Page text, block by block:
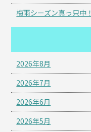
梅雨シーズン真っ只中！
2026年8月
2026年7月
2026年6月
2026年5月